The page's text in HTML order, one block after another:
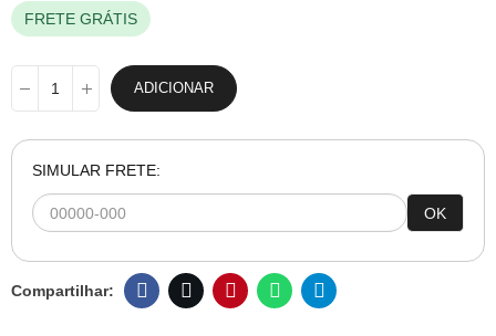
FRETE GRÁTIS
ADICIONAR
SIMULAR FRETE:
OK